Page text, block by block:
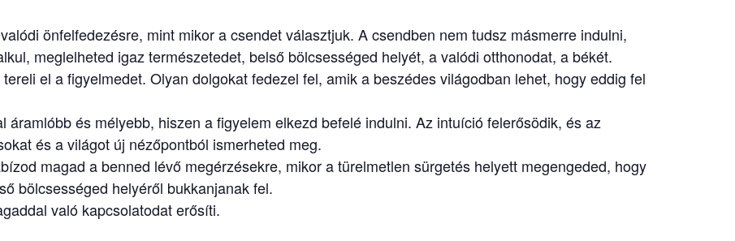
önfelfedezésre, mint mikor a csendet választjuk. A csendben nem tudsz másmerre indulni,
meglelheted igaz természetedet, belső bölcsességed helyét, a valódi otthonodat, a békét.
el a figyelmedet. Olyan dolgokat fedezel fel, amik a beszédes világodban lehet, hogy eddig fel
áramlóbb és mélyebb, hiszen a figyelem elkezd befelé indulni. Az intuíció felerősödik, és az
és a világot új nézőpontból ismerheted meg.
magad a benned lévő megérzésekre, mikor a türelmetlen sürgetés helyett megengeded, hogy
bölcsességed helyéről bukkanjanak fel.
való kapcsolatodat erősíti.